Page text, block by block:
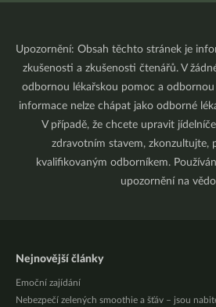
Upozornění: Obsah těchto stránek je
zkušenosti a zkušenosti čtenářů. V
odbornou lékařskou pomoc a odbornou
informace nelze chápat jako odborné
V případě, že chcete upravit
zdravotním stavem, zkonzultujte,
kvalifikovaným odborníkem.
upozornění na
Nejnovější články
Emoční zajídání
Nebezpečí zelených smoothie a šťáv – jsou